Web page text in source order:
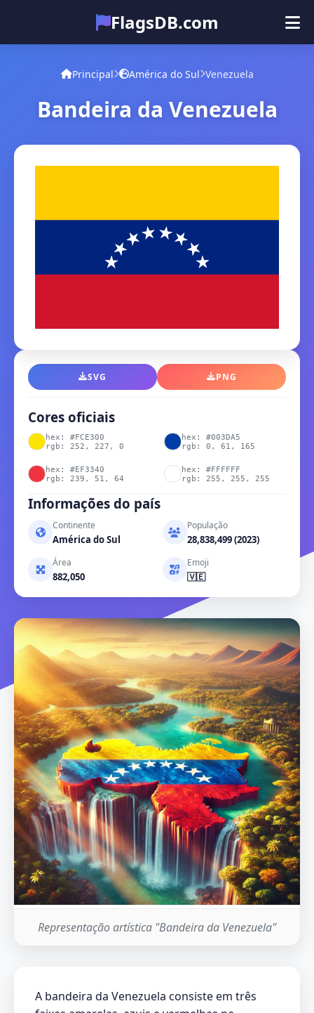
FlagsDB.com
Principal
Quiz
Principal América do Sul Venezuela
Bandeira da Venezuela
SVG PNG
Cores oficiais
hex: #FCE300
rgb: 252, 227, 0
hex: #003DA5
rgb: 0, 61, 165
hex: #EF3340
rgb: 239, 51, 64
hex: #FFFFFF
rgb: 255, 255, 255
Informações do país
Continente
América do Sul
População
28,838,499 (2023)
Área
882,050
Emoji
🇻🇪
Representação artística "Bandeira da Venezuela"
A bandeira da Venezuela consiste em três